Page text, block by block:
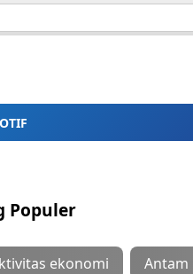
Populer
ekonomi Antam